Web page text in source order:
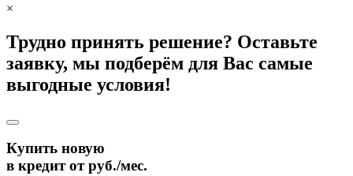
×
Трудно принять решение? Оставьте
заявку, мы подберём для Вас самые
выгодные условия!
Купить новую
в кредит отруб./мес.